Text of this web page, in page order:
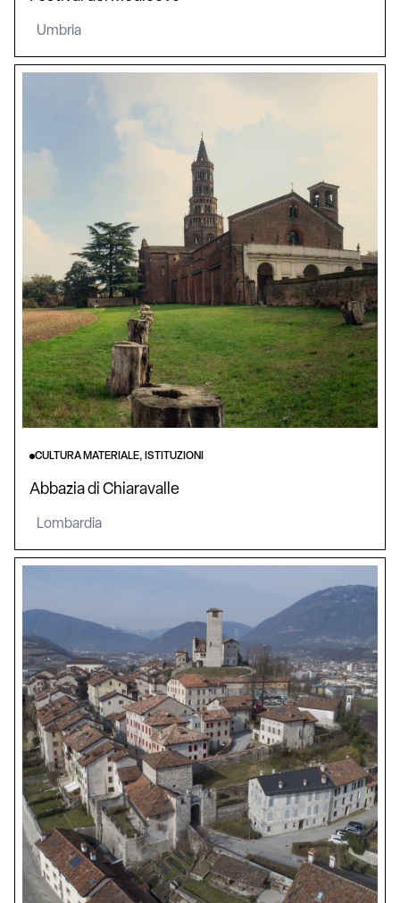
Umbria
CULTURA MATERIALE, ISTITUZIONI
Abbazia di Chiaravalle
Lombardia